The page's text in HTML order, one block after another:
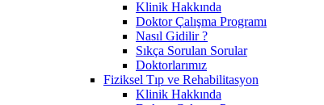
Klinik Hakkında
Doktor Çalışma Programı
Nasıl Gidilir ?
Sıkça Sorulan Sorular
Doktorlarımız
Fiziksel Tıp ve Rehabilitasyon
Klinik Hakkında